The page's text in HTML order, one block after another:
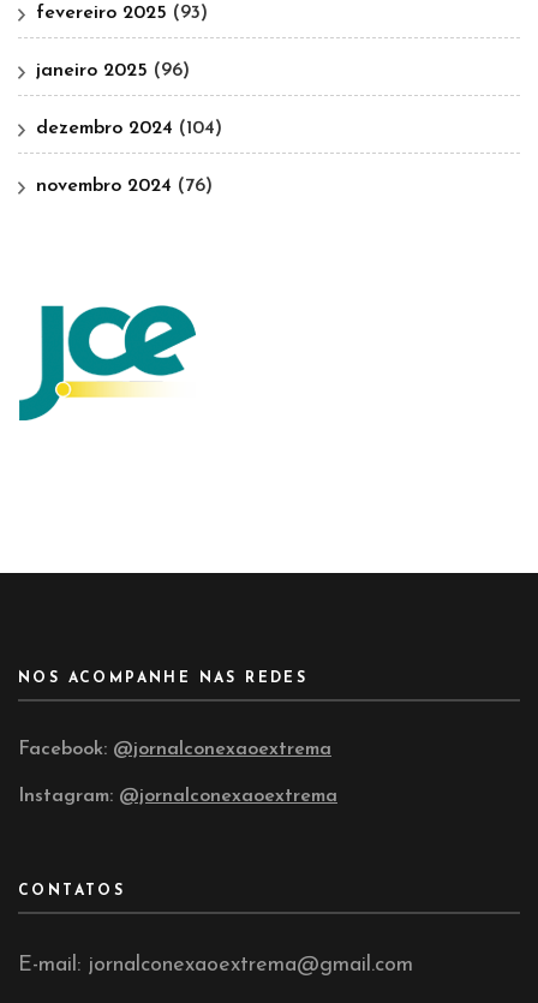
fevereiro 2025 (93)
janeiro 2025 (96)
dezembro 2024 (104)
novembro 2024 (76)
NOS ACOMPANHE NAS REDES
Facebook: @jornalconexaoextrema
Instagram: @jornalconexaoextrema
CONTATOS
E-mail: jornalconexaoextrema@gmail.com